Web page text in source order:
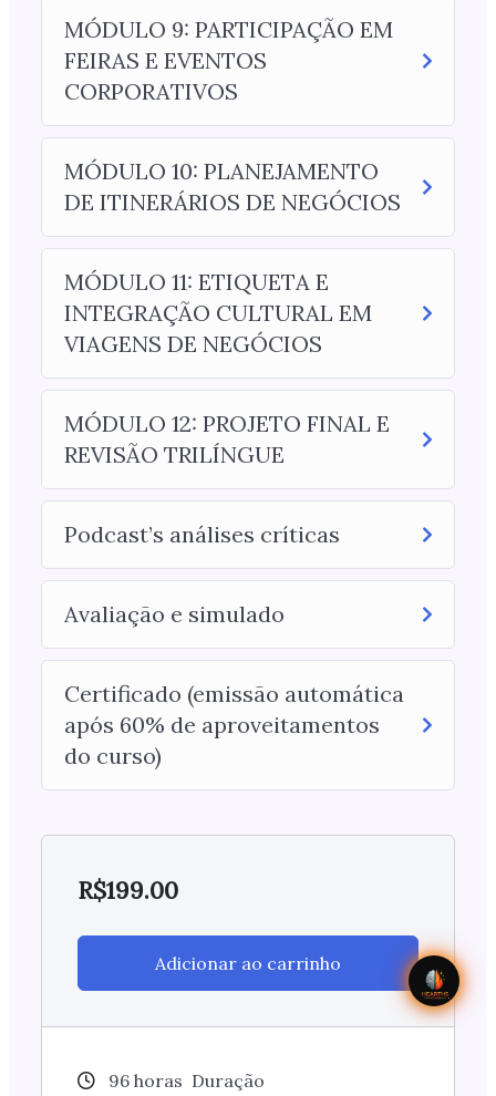
MÓDULO 9: PARTICIPAÇÃO EM
FEIRAS E EVENTOS
CORPORATIVOS
MÓDULO 10: PLANEJAMENTO
DE ITINERÁRIOS DE NEGÓCIOS
MÓDULO 11: ETIQUETA E
INTEGRAÇÃO CULTURAL EM
VIAGENS DE NEGÓCIOS
MÓDULO 12: PROJETO FINAL E
REVISÃO TRILÍNGUE
Podcast’s análises críticas
Avaliação e simulado
Certificado (emissão automática
após 60% de aproveitamentos
do curso)
R$199.00
Adicionar ao carrinho
96horas Duração